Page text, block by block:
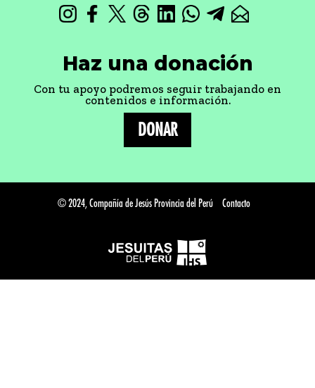
Haz una donación
Con tu apoyo podremos seguir trabajando en
contenidos e información.
DONAR
© 2024, Compañía de Jesús Provincia del Perú Contacto